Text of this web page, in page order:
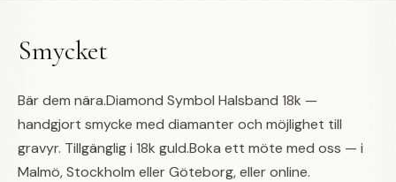
Smycket
Bär dem nära.Diamond Symbol Halsband 18k —
handgjort smycke med diamanter och möjlighet till
gravyr. Tillgänglig i 18k guld.Boka ett möte med oss — i
Malmö, Stockholm eller Göteborg, eller online.